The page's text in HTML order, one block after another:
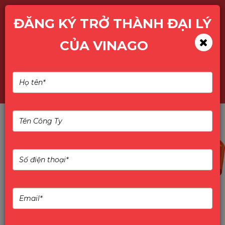
TÌM KIẾM SẢN PHẨM
10%
ĐĂNG KÝ TRỞ THÀNH ĐẠI LÝ
CỦA VINAGO